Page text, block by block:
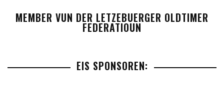
MEMBER VUN DER LETZEBUERGER OLDTIMER
FEDERATIOUN
EIS SPONSOREN: